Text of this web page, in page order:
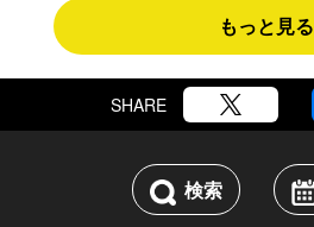
もっと見る
SHARE
検索